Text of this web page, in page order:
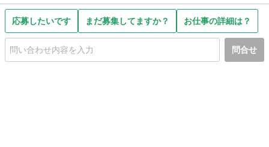
応募したいです まだ募集してますか？ お仕事の詳細は？
問合せ